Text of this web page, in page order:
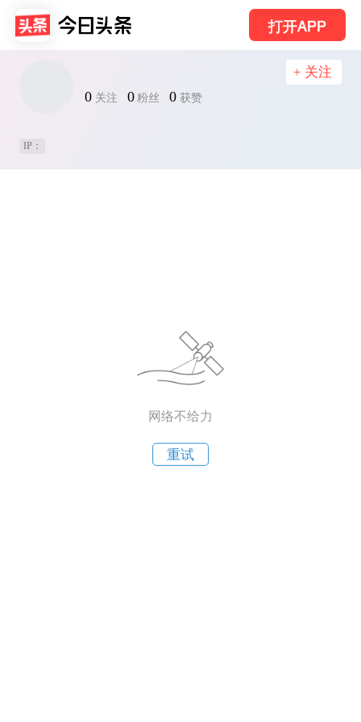
打开APP
0 关注 0 粉丝 0 获赞
+ 关注
IP：
网络不给力
重试